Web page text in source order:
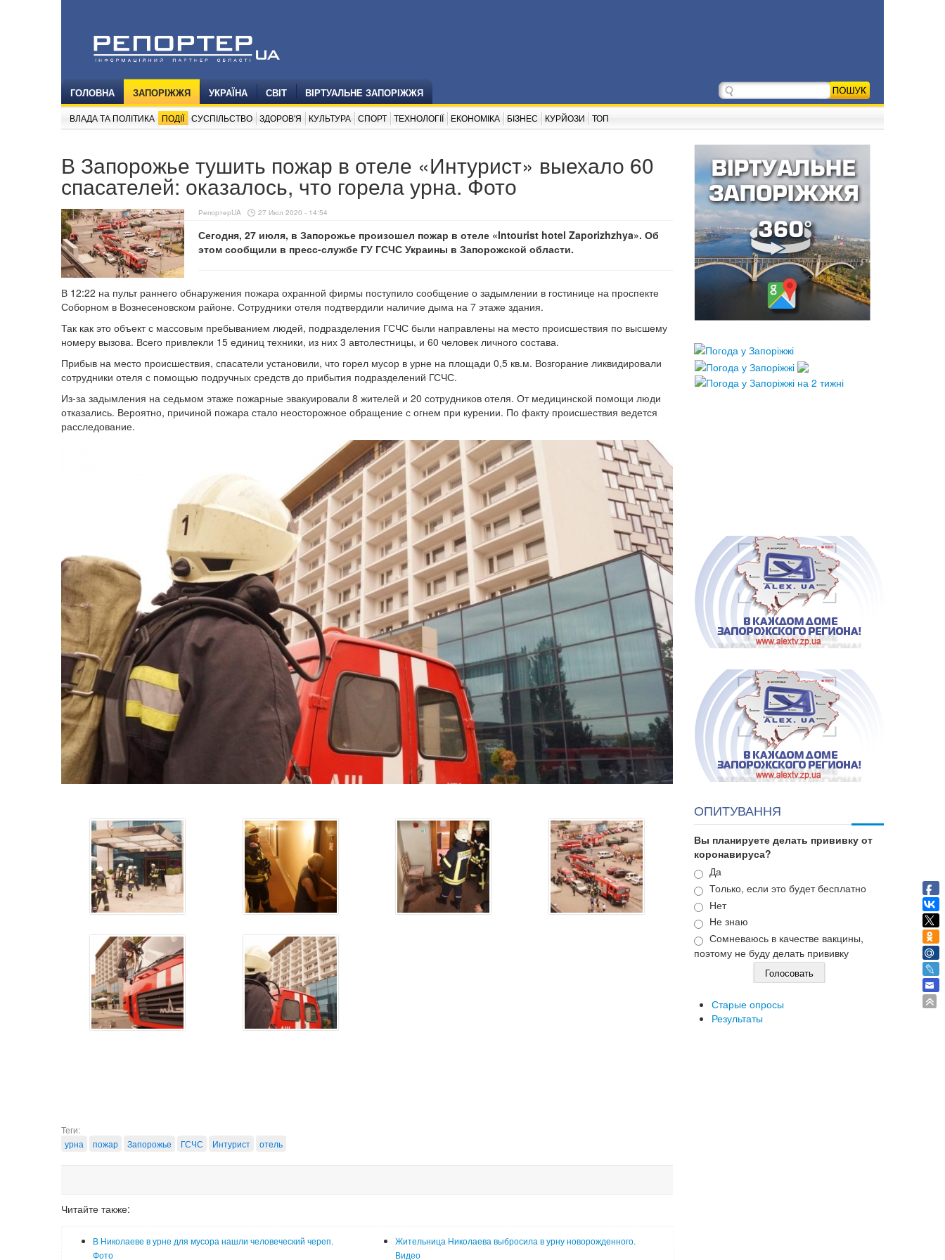
ГОЛОВНА ЗАПОРІЖЖЯ УКРАЇНА СВІТ ВІРТУАЛЬНЕ ЗАПОРІЖЖЯ
ВЛАДА ТА ПОЛІТИКА ПОДІЇ СУСПІЛЬСТВО ЗДОРОВ'Я КУЛЬТУРА СПОРТ ТЕХНОЛОГІЇ ЕКОНОМІКА БІЗНЕС КУРЙОЗИ ТОП
В Запорожье тушить пожар в отеле «Интурист» выехало 60
спасателей: оказалось, что горела урна. Фото
РепортерUA 27 Июл 2020 - 14:54
Сегодня, 27 июля, в Запорожье произошел пожар в отеле «Intourist hotel Zaporizhzhya». Об
этом сообщили в пресс-службе ГУ ГСЧС Украины в Запорожской области.
В 12:22 на пульт раннего обнаружения пожара охранной фирмы поступило сообщение о задымлении в гостинице на проспекте
Соборном в Вознесеновском районе. Сотрудники отеля подтвердили наличие дыма на 7 этаже здания.
Так как это объект с массовым пребыванием людей, подразделения ГСЧС были направлены на место происшествия по высшему
номеру вызова. Всего привлекли 15 единиц техники, из них 3 автолестницы, и 60 человек личного состава.
Прибыв на место происшествия, спасатели установили, что горел мусор в урне на площади 0,5 кв.м. Возгорание ликвидировали
сотрудники отеля с помощью подручных средств до прибытия подразделений ГСЧС.
Из-за задымления на седьмом этаже пожарные эвакуировали 8 жителей и 20 сотрудников отеля. От медицинской помощи люди
отказались. Вероятно, причиной пожара стало неосторожное обращение с огнем при курении. По факту происшествия ведется
расследование.
Теги:
урна
пожар Запорожье ГСЧС Интурист отель
Читайте также:
В Николаеве в урне для мусора нашли человеческий череп.
Фото
Жительница Николаева выбросила в урну новорожденного.
Видео
ОПИТУВАННЯ
Вы планируете делать прививку от
коронавируса?
Варианты
Да
Только, если это будет бесплатно
Нет
Не знаю
Сомневаюсь в качестве вакцины,
поэтому не буду делать прививку
Старые опросы
Результаты